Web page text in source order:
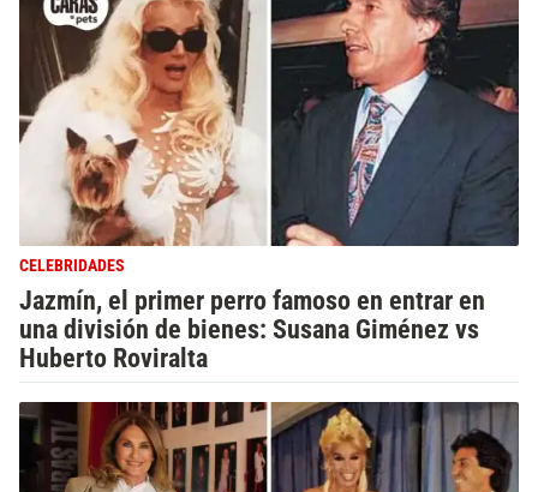
CELEBRIDADES
Jazmín, el primer perro famoso en entrar en
una división de bienes: Susana Giménez vs
Huberto Roviralta